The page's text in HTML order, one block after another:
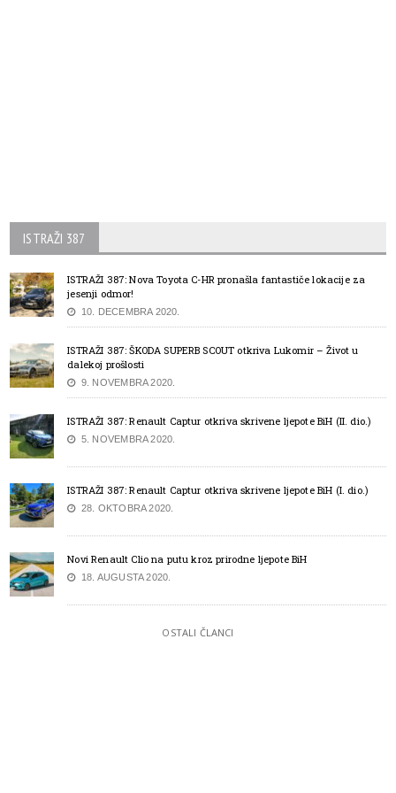
ISTRAŽI 387
ISTRAŽI 387: Nova Toyota C-HR pronašla fantastiče lokacije za
jesenji odmor!
10. DECEMBRA 2020.
ISTRAŽI 387: ŠKODA SUPERB SCOUT otkriva Lukomir – Život u
dalekoj prošlosti
9. NOVEMBRA 2020.
ISTRAŽI 387: Renault Captur otkriva skrivene ljepote BiH (II. dio.)
5. NOVEMBRA 2020.
ISTRAŽI 387: Renault Captur otkriva skrivene ljepote BiH (I. dio.)
28. OKTOBRA 2020.
Novi Renault Clio na putu kroz prirodne ljepote BiH
18. AUGUSTA 2020.
OSTALI ČLANCI